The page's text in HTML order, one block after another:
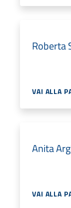
Roberta
VAI ALLA
Anita
VAI ALLA